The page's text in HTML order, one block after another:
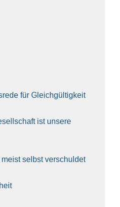
für Gleich­gül­tig­keit
ist unse­re
selbst ver­schul­det